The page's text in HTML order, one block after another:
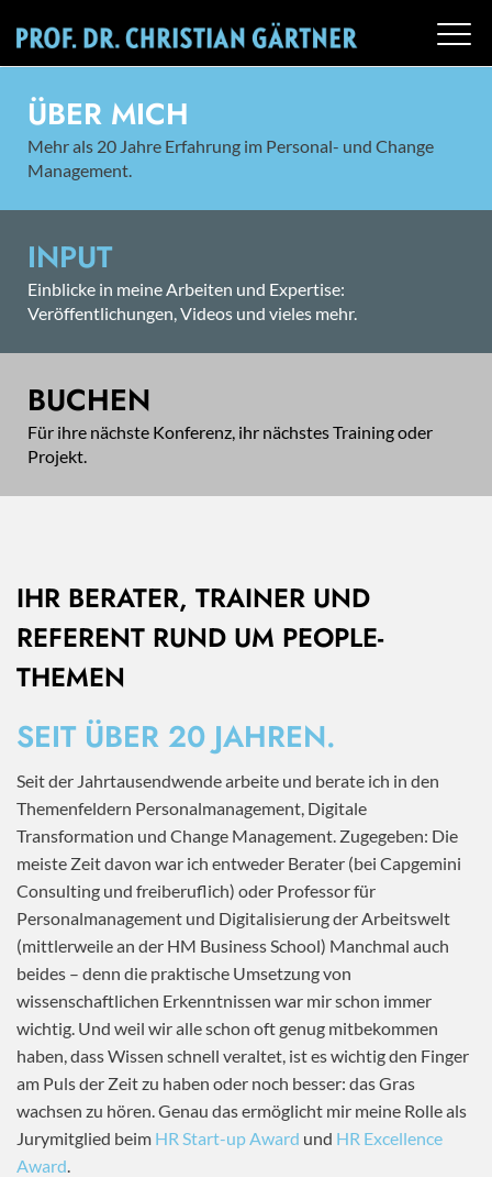
ÜBER MICH
Mehr als 20 Jahre Erfahrung im Personal- und Change
Management.
INPUT
Einblicke in meine Arbeiten und Expertise:
Veröffentlichungen, Videos und vieles mehr.
BUCHEN
Für ihre nächste Konferenz, ihr nächstes Training oder
Projekt.
IHR BERATER, TRAINER UND
REFERENT RUND UM PEOPLE-
THEMEN
SEIT ÜBER 20 JAHREN.
Seit der Jahrtausendwende arbeite und berate ich in den
Themenfeldern Personalmanagement, Digitale
Transformation und Change Management. Zugegeben: Die
meiste Zeit davon war ich entweder Berater (bei Capgemini
Consulting und freiberuflich) oder Professor für
Personalmanagement und Digitalisierung der Arbeitswelt
(mittlerweile an der HM Business School) Manchmal auch
beides – denn die praktische Umsetzung von
wissenschaftlichen Erkenntnissen war mir schon immer
wichtig. Und weil wir alle schon oft genug mitbekommen
haben, dass Wissen schnell veraltet, ist es wichtig den Finger
am Puls der Zeit zu haben oder noch besser: das Gras
wachsen zu hören. Genau das ermöglicht mir meine Rolle als
Jurymitglied beim HR Start-up Award und HR Excellence
Award.